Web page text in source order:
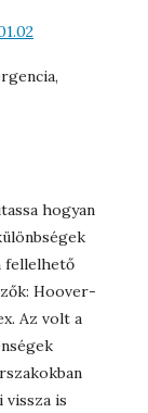
hogyan
fellelhető
Hoover-
Az volt a
vissza is